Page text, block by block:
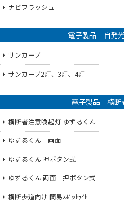
ナビフラッシュ
電子製品 自発
サンカーブ
サンカーブ2灯、3灯、4灯
電子製品 横断
横断者注意喚起灯 ゆずるくん
ゆずるくん 両面
ゆずるくん 押ボタン式
ゆずるくん 両面 押ボタン式
横断歩道向け 簡易ｽﾎﾟｯﾄﾗｲﾄ